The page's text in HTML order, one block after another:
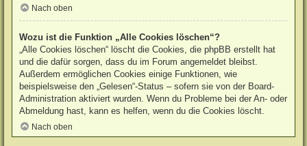
Nach oben
Wozu ist die Funktion „Alle Cookies löschen“?
„Alle Cookies löschen“ löscht die Cookies, die phpBB erstellt hat
und die dafür sorgen, dass du im Forum angemeldet bleibst.
Außerdem ermöglichen Cookies einige Funktionen, wie
beispielsweise den „Gelesen“-Status – sofern sie von der Board-
Administration aktiviert wurden. Wenn du Probleme bei der An- oder
Abmeldung hast, kann es helfen, wenn du die Cookies löscht.
Nach oben